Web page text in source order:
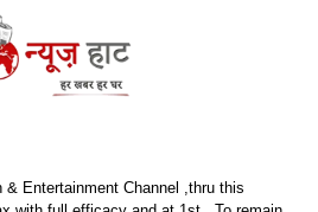
Entertainment Channel ,thru this